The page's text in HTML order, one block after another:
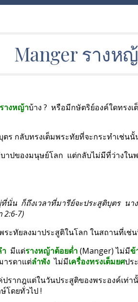
Manger รางห
างหญ้าบ้าง ?  หรือมีกษัตริย์องค์ใดทรง
ร กลับทรงเต็มพระทัยที่จะกระทำเช่นนั้
าปของมนุษย์โลก  แต่กลับไม่มีที่ว่างใ
นั่น  ก็ถึงเวลาที่มารีย์จะประสูติบุตร  น
2:6-7)
ะทัยลงมาประสูติในโลก ในสถานที่เช่น
  มีแต่
รางหญ้าต้อยต่ำ (Manger) ไม่มีข้
ารดาแต่ลำพัง ไม่มีเครื่องทรงเต็มยศปร
โดยทั่วไป !